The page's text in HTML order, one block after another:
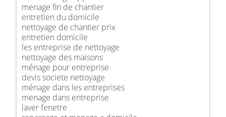
menage fin de chantier
entretien du domicile
nettoyage de chantier prix
entretien domicile
les entreprise de nettoyage
nettoyage des maisons
ménage pour entreprise
devis societe nettoyage
ménage dans les entreprises
menage dans entreprise
laver fenetre